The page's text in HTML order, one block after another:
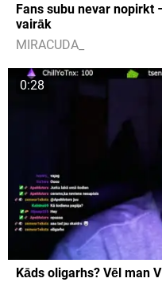
Fans subu nevar nopirkt
vairāk
MIRACUDA_
0:28
Kāds oligarhs? Vēl man